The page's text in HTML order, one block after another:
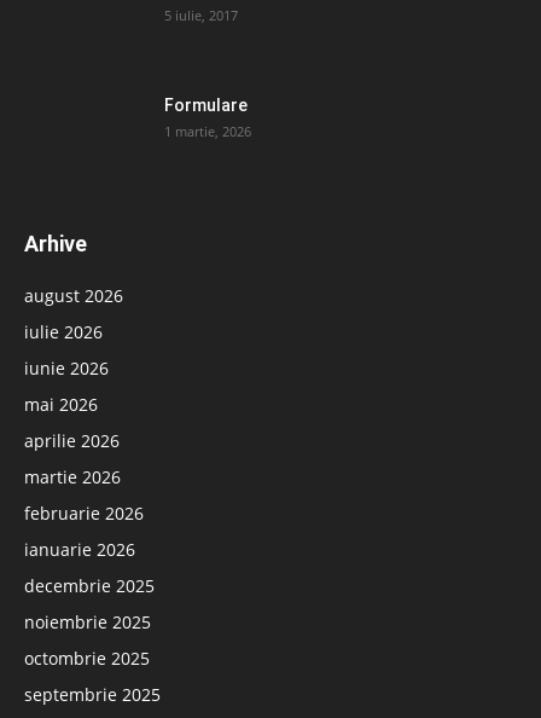
5 iulie, 2017
Formulare
1 martie, 2026
Arhive
august 2026
iulie 2026
iunie 2026
mai 2026
aprilie 2026
martie 2026
februarie 2026
ianuarie 2026
decembrie 2025
noiembrie 2025
octombrie 2025
septembrie 2025